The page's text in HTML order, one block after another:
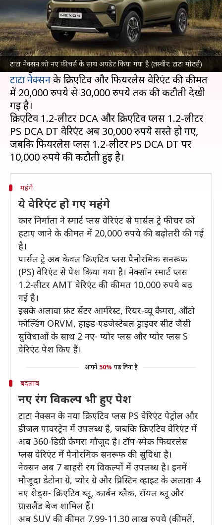
टाटा नेक्सन को नए फीचर्स के साथ अपडेट किया गया है (तस्वीर: टाटा मोटर्स)
क्या है खबर?
टाटा मोटर्सने 2025 में अपनी नेक्सन SUV को नए
फीचर्स के साथ अपडेट करने के साथ कीमतों में बढ़ोतरी
टाटा नेक्सनके क्रिएटिव और फियरलेस वेरिएंट की कीमत
में 20,000 रुपये से 30,000 रुपये तक की कटौती देखी
गई है।
क्रिएटिव 1.2-लीटर DCA और क्रिएटिव प्लस 1.2-लीटर
PS DCA DT वेरिएंट अब 30,000 रुपये सस्ते हो गए,
जबकि फियरलेस प्लस 1.2-लीटर PS DCA DT पर
महंगे
ये वेरिएंट हो गए महंगे
कार निर्माता ने स्मार्ट प्लस वेरिएंट से पार्सल ट्रे फीचर को
हटाए जाने के कीमत में 20,000 रुपये की बढ़ोतरी की गई
है।
पार्सल ट्रे अब केवल क्रिएटिव प्लस पैनोरमिक सनरूफ
(PS) वेरिएंट से पेश किया गया है। नेक्सॉन स्मार्ट प्लस
1.2-लीटर AMT वेरिएंट की कीमत 10,000 रुपये बढ़
गई है।
इसके अलावा फ्रंट सेंटर आर्मरेस्ट, रियर-व्यू कैमरा, ऑटो
फोल्डिंग ORVM, हाइड-एडजेस्टेबल ड्राइवर सीट जैसी
सुविधाओं के साथ 2 नए- प्योर प्लस और प्योर प्लस S
वेरिएंट पेश किए हैं।
आपने 50% पढ़ लिया है
बदलाव
नए रंग विकल्प भी हुए पेश
टाटा नेक्सन के नया क्रिएटिव प्लस PS वेरिएंट पेट्रोल और
डीजल पावरट्रेन में उपलब्ध है, जबकि क्रिएटिव वेरिएंट में
अब 360-डिग्री कैमरा मौजूद है। टॉप-स्पेक फियरलेस
प्लस वेरिएंट में पैनोरमिक सनरूफ की सुविधा है।
नेक्सन अब 7 बाहरी रंग विकल्पों में उपलब्ध है। इनमें
मौजूदा डेटोना ग्रे, प्योर ग्रे और प्रिस्टिन व्हाइट के अलावा 4
नए शेड्स- क्रिएटिव ब्लू, कार्बन ब्लैक, रॉयल ब्लू और
ग्रासलैंड बेज शामिल हैं।
अब SUV की कीमत 7.99-11.30 लाख रुपये (कीमतें,